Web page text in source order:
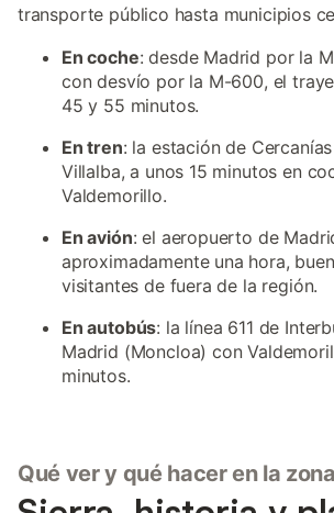
transporte público hasta municipios
En coche: desde Madrid por la
con desvío por la M-600, el
45 y 55 minutos.
En tren: la estación de
Villalba, a unos 15 minutos en
Valdemorillo.
En avión: el aeropuerto de
aproximadamente una hora,
visitantes de fuera de la región.
En autobús: la línea 611 de
Madrid (Moncloa) con
minutos.
Qué ver y qué hacer en la zona